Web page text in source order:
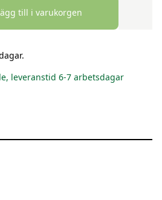
till i varukorgen
leveranstid 6-7 arbetsdagar